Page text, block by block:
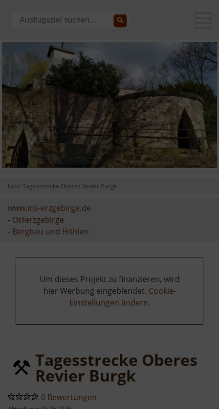
Foto: Tagesstrecke Oberes Revier Burgk
www.ins-erzgebirge.de
- Osterzgebirge
- Bergbau und Höhlen
Um dieses Projekt zu finanzieren, wird
hier Werbung eingeblendet. Cookie-
Einstellungen ändern.
Tagesstrecke Oberes
Revier Burgk
0 Bewertungen